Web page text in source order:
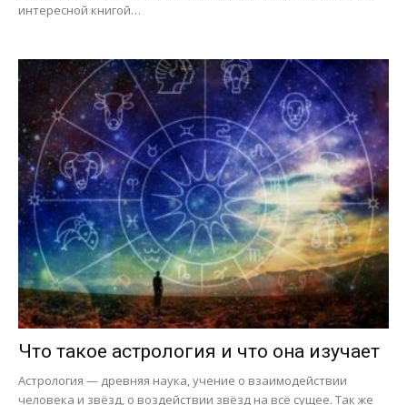
интересной книгой…
Что такое астрология и что она изучает
Астрология — древняя наука, учение о взаимодействии
человека и звёзд, о воздействии звёзд на всё сущее. Так же